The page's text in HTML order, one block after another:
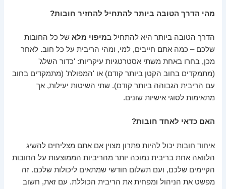
מהי הדרך הטובה ביותר להתחיל להחזיר חובות?
הדרך הטובה ביותר היא להתחיל במיפוי מלא של כל החובות
שלכם – כמה אתם חייבים, למי, ומהי הריבית על כל חוב. לאחר
מכן, בחרו באחת משתי אסטרטגיות עיקריות: 'כדור השלג'
(מתמקדים בחוב הקטן ביותר קודם) או 'המפולת' (מתמקדים בחוב
עם הריבית הגבוהה ביותר קודם). שתי השיטות יעילות, אך
מתאימות לסוגי אישיות שונים.
האם כדאי לאחד חובות?
איחוד חובות יכול להיות פתרון מצוין אם אתם מצליחים להשיג
הלוואה אחת בריבית נמוכה יותר מהריביות הממוצעות על החובות
הקיימים שלכם, ועם תשלום חודשי שמתאים ליכולות שלכם. זה
מפשט את הניהול ומפחית את הריבית הכוללת. עם זאת, חשוב